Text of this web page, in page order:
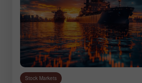
Stock Markets